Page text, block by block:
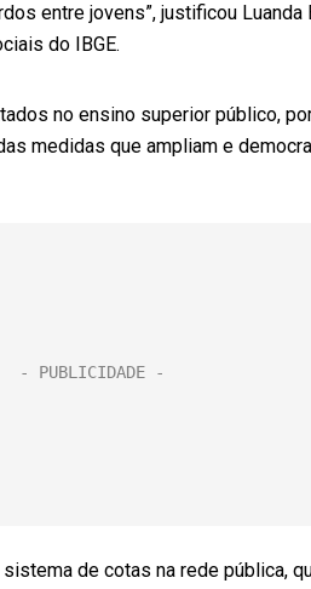
entre jovens”, justificou Luanda
do IBGE.
no ensino superior público,
medidas que ampliam e
de cotas na rede pública,